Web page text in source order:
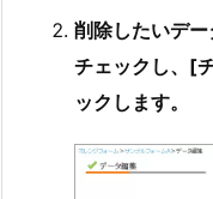
削除したいデ
チェックし、[
ックします。